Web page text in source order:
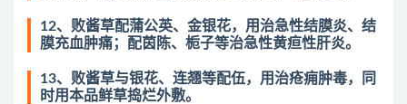
12、败酱草配蒲公英、金银花，用治急性结膜炎、结
膜充血肿痛；配茵陈、栀子等治急性黄疸性肝炎。
13、败酱草与银花、连翘等配伍，用治疮痈肿毒，同
时用本品鲜草捣烂外敷。